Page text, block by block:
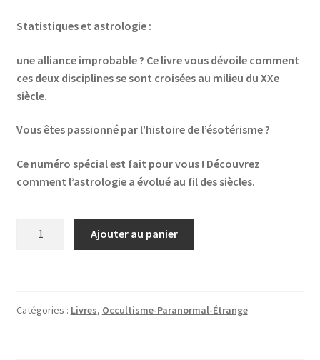
Statistiques et astrologie :
une alliance improbable ? Ce livre vous dévoile comment
ces deux disciplines se sont croisées au milieu du XXe
siècle.
Vous êtes passionné par l’histoire de l’ésotérisme ?
Ce numéro spécial est fait pour vous ! Découvrez
comment l’astrologie a évolué au fil des siècles.
Saint
Ajouter au panier
Catégories : Livres, Occultisme-Paranormal-Étrange